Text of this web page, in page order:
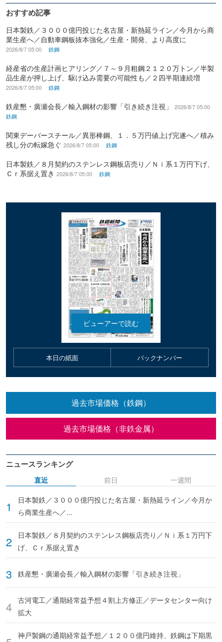
おすすめ記事
日本製鉄／３０００億円投じた名古屋・新熱延ライン／今月から商
業生産へ／自動車鋼板抜本強化／生産・開発、より高度に
2026/8/7 05:00 鉄鋼
経産省の生産計画ヒアリング／７～９月粗鋼２１２０万トン／半製
品生産が押し上げ、駆け込み需要の可能性も／２四半期連続増
2026/8/7 05:00 鉄鋼
鉄産懇・廣瀬会長／輸入鋼材の影響「引き続き注視」
2026/8/7 05:00
鉄鋼
関東デーバースチール／異形棒鋼、１．５万円値上げ完遂へ／積み
残し分の転嫁急ぐ 2026/8/7 05:00 鉄鋼
日本製鉄／８月契約のステンレス鋼板店売り／Ｎｉ系１万円下げ、
Ｃｒ系据え置き 2026/8/7 05:00 鉄鋼
本日の紙面 バックナンバー
過去市場価格（鉄鋼）
過去市場価格（非鉄金属）
ニュースランキング
直近
日本製鉄／３０００億円投じた名古屋・新熱延ライン／今月か
ら商業生産へ／...
日本製鉄／８月契約のステンレス鋼板店売り／Ｎｉ系１万円下
げ、Ｃｒ系据え置き
鉄産懇・廣瀬会長／輸入鋼材の影響「引き続き注視」
古河電工／通期経常益予想４割上方修正／データセンター向け
拡大
神戸製鋼の通期経常益予想／１２００億円維持、鉄鋼は下期黒
前日 一週間